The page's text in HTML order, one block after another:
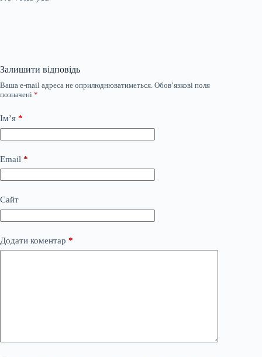
Залишити відповідь
Ваша e-mail адреса не оприлюднюватиметься. Обов’язкові поля
позначені *
Ім’я *
Email *
Сайт
Додати коментар *